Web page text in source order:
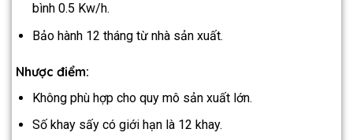
bình 0.5 Kw/h.
Bảo hành 12 tháng từ nhà sản xuất.
Nhược điểm:
Không phù hợp cho quy mô sản xuất lớn.
Số khay sấy có giới hạn là 12 khay.